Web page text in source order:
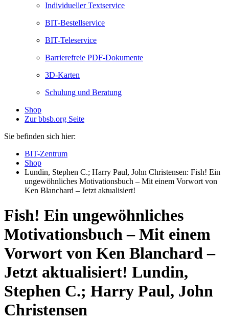
Individueller Textservice
BIT-Bestellservice
BIT-Teleservice
Barrierefreie PDF-Dokumente
3D-Karten
Schulung und Beratung
Shop
Zur bbsb.org Seite
Sie befinden sich hier:
BIT-Zentrum
Shop
Lundin, Stephen C.; Harry Paul, John Christensen: Fish! Ein
ungewöhnliches Motivationsbuch – Mit einem Vorwort von
Ken Blanchard – Jetzt aktualisiert!
Fish! Ein ungewöhnliches
Motivationsbuch – Mit einem
Vorwort von Ken Blanchard –
Jetzt aktualisiert! Lundin,
Stephen C.; Harry Paul, John
Christensen